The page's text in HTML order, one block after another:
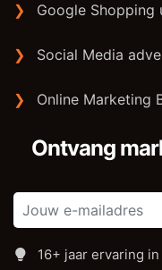
❯ Google Shopping
❯ Social Media
❯ Online Marketing
Ontvang
16+ jaar ervaring